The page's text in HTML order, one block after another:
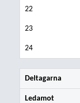
22
23
24
Deltagarna
Ledamot